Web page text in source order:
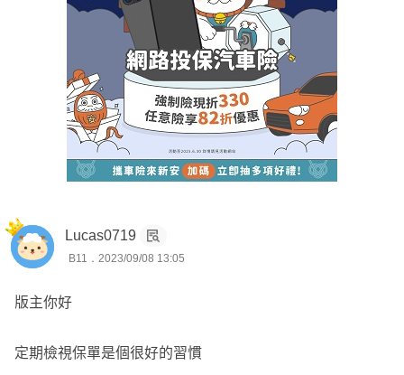
住院/門診手術限額4500元~18萬
意外傷殘裝置費5000元
傷害保險附約 最高續保至75歲 50萬
意外身故/失能50萬
傷害保險醫療保險金附加條款 最高續保至75歲 3萬
個人傷害住院日額保險金赴約 最高續保至75歲 500元
骨折保險金875元~1.5萬
2.全球
Lucas0719
B11．2023/09/08 13:05
版主你好
定期檢視保單是個很好的習慣